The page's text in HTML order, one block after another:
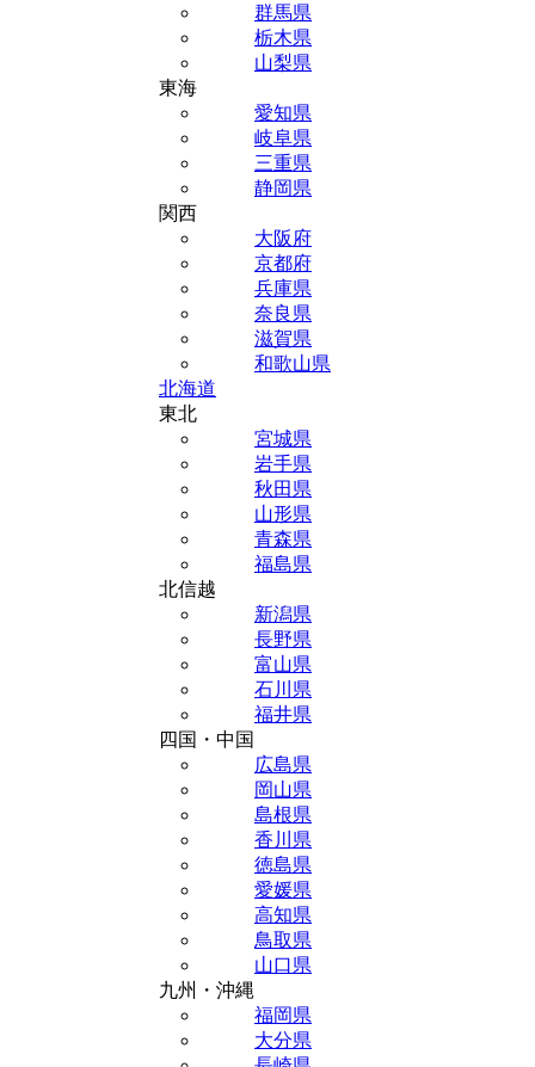
群馬県
栃木県
山梨県
東海
愛知県
岐阜県
三重県
静岡県
関西
大阪府
京都府
兵庫県
奈良県
滋賀県
和歌山県
北海道
東北
宮城県
岩手県
秋田県
山形県
青森県
福島県
北信越
新潟県
長野県
富山県
石川県
福井県
四国・中国
広島県
岡山県
島根県
香川県
徳島県
愛媛県
高知県
鳥取県
山口県
九州・沖縄
福岡県
大分県